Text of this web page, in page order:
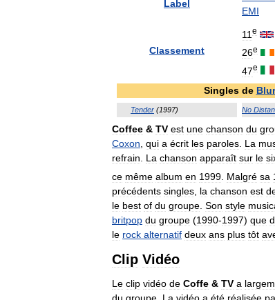
Label
EMI
Classement
11 e
26e
47e
Singles de Blur
Tender (1997) No
Coffee & TV est une chanson du
Coxon qui a écrit les paroles La
refrain
La chanson apparaît sur le
ce même album en 1999 Malgré sa
précédents singles la chanson est
le best of du groupe Son style
britpop du groupe (1990-1997) que
le rock alternatif deux ans plus tôt
Clip Vidéo
Le clip vidéo de Coffe & TV a
du groupe La vidéo a été réalisée